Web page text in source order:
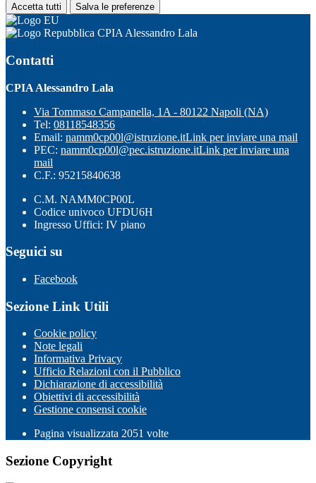
Accetta tutti Salva le preferenze
CPIA Alessandro Lala
Contatti
CPIA Alessandro Lala
Via Tommaso Campanella, 1A - 80122 Napoli (NA)
Tel: 08118548356
Email: namm0cp00l@istruzione.itLink per inviare una mail
PEC: namm0cp00l@pec.istruzione.itLink per inviare una
mail
C.F.: 95215840638
C.M. NAMM0CP00L
Codice univoco UFDU6H
Ingresso Uffici: IV piano
Seguici su
Facebook
Sezione Link Utili
Cookie policy
Note legali
Informativa Privacy
Ufficio Relazioni con il Pubblico
Dichiarazione di accessibilità
Obiettivi di accessibilità
Gestione consensi cookie
Pagina visualizzata 2051 volte
Sezione Copyright